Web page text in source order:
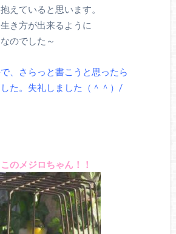
えていると思います。
き方が出来るように
のでした～
、さらっと書こうと思ったら
た。失礼しました（＾＾）/
のメジロちゃん！！